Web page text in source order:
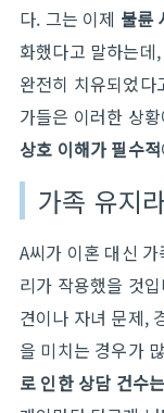
다. 그는 이제 불륜
화했다고 말하는
완전히 치유되었다
가들은 이러한 상황
상호 이해가 필수적
가족 유지
A씨가 이혼 대신
리가 작용했을 것
견이나 자녀 문제,
을 미치는 경우가
로 인한 상담 건수